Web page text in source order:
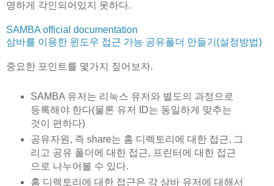
명하게 각인되어있지 못하다.
SAMBA official documentation
삼바를 이용한 윈도우 접근 가능 공유폴더 만들기(설정방법)
중요한 포인트를 몇가지 짚어보자.
SAMBA 유저는 리눅스 유저와 별도의 과정으로
등록해야 한다(물론 유저 ID는 동일하게 맞추는
것이 편하다)
공유자원, 즉 share는 홈 디렉토리에 대한 접근, 그
리고 공유 폴더에 대한 접근, 프린터에 대한 접근
으로 나누어볼 수 있다.
홈 디렉토리에 대한 접근은 각 삼바 유저에 대해서